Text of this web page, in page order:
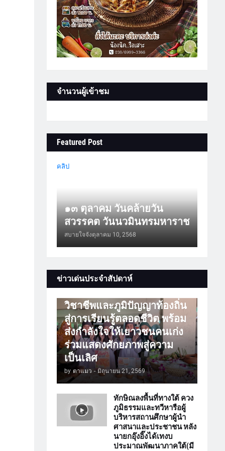
จำนวนผู้เข้าชม
Featured Post
คลิป
๑๓ ตุลาคม วันคล้ายวัน
สวรรคต วันนวมินทรมหาราช
สบายใจจังตุลาคม 10, 2568
ข่าวเด่นประจำสัปดาห์
การศึกษา
วิชาชีพและภูมิปัญญาท้องถิ่น
สู่การเรียนรู้ตลอดชีวิต พร้อม
ส่งกำลังใจให้เยาวชนคนเก่ง
ร่วมแสดงศักยภาพสู่ความ
เป็นเลิศ
by ตาแมว - มิถุนายน 21, 2569
ทักษิณลงพื้นที่ทางใต้ ควง
ภูมิธรรมและทวีหารือผู้
บริหารสถานศึกษาผู้นำ
ศาสนาและประชาชน หลัง
นายกอุ๊งอิ๊งได้เทงบ
ประมาณพัฒนาภาคใต้(มี